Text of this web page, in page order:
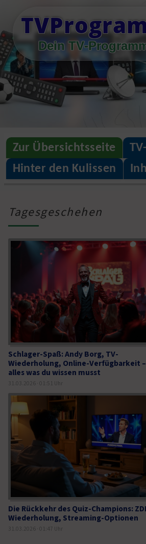
content Dein TV-
Zur Übersichtsseite
Hinter den Kulissen
Tagesgeschehen
Schlager-Spaß: Andy Borg, TV-
Wiederholung, Online-Verfügbarkeit –
alles was du wissen musst
31.03.2026 · 01:51 Uhr
Die Rückkehr des Quiz-Champions:
Wiederholung, Streaming-Optionen
31.03.2026 · 01:47 Uhr